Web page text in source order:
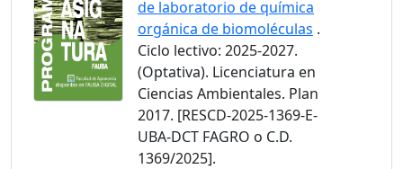
de laboratorio de química
orgánica de biomoléculas .
Ciclo lectivo: 2025-2027.
(Optativa). Licenciatura en
Ciencias Ambientales. Plan
2017. [RESCD-2025-1369-E-
UBA-DCT FAGRO o C.D.
1369/2025].